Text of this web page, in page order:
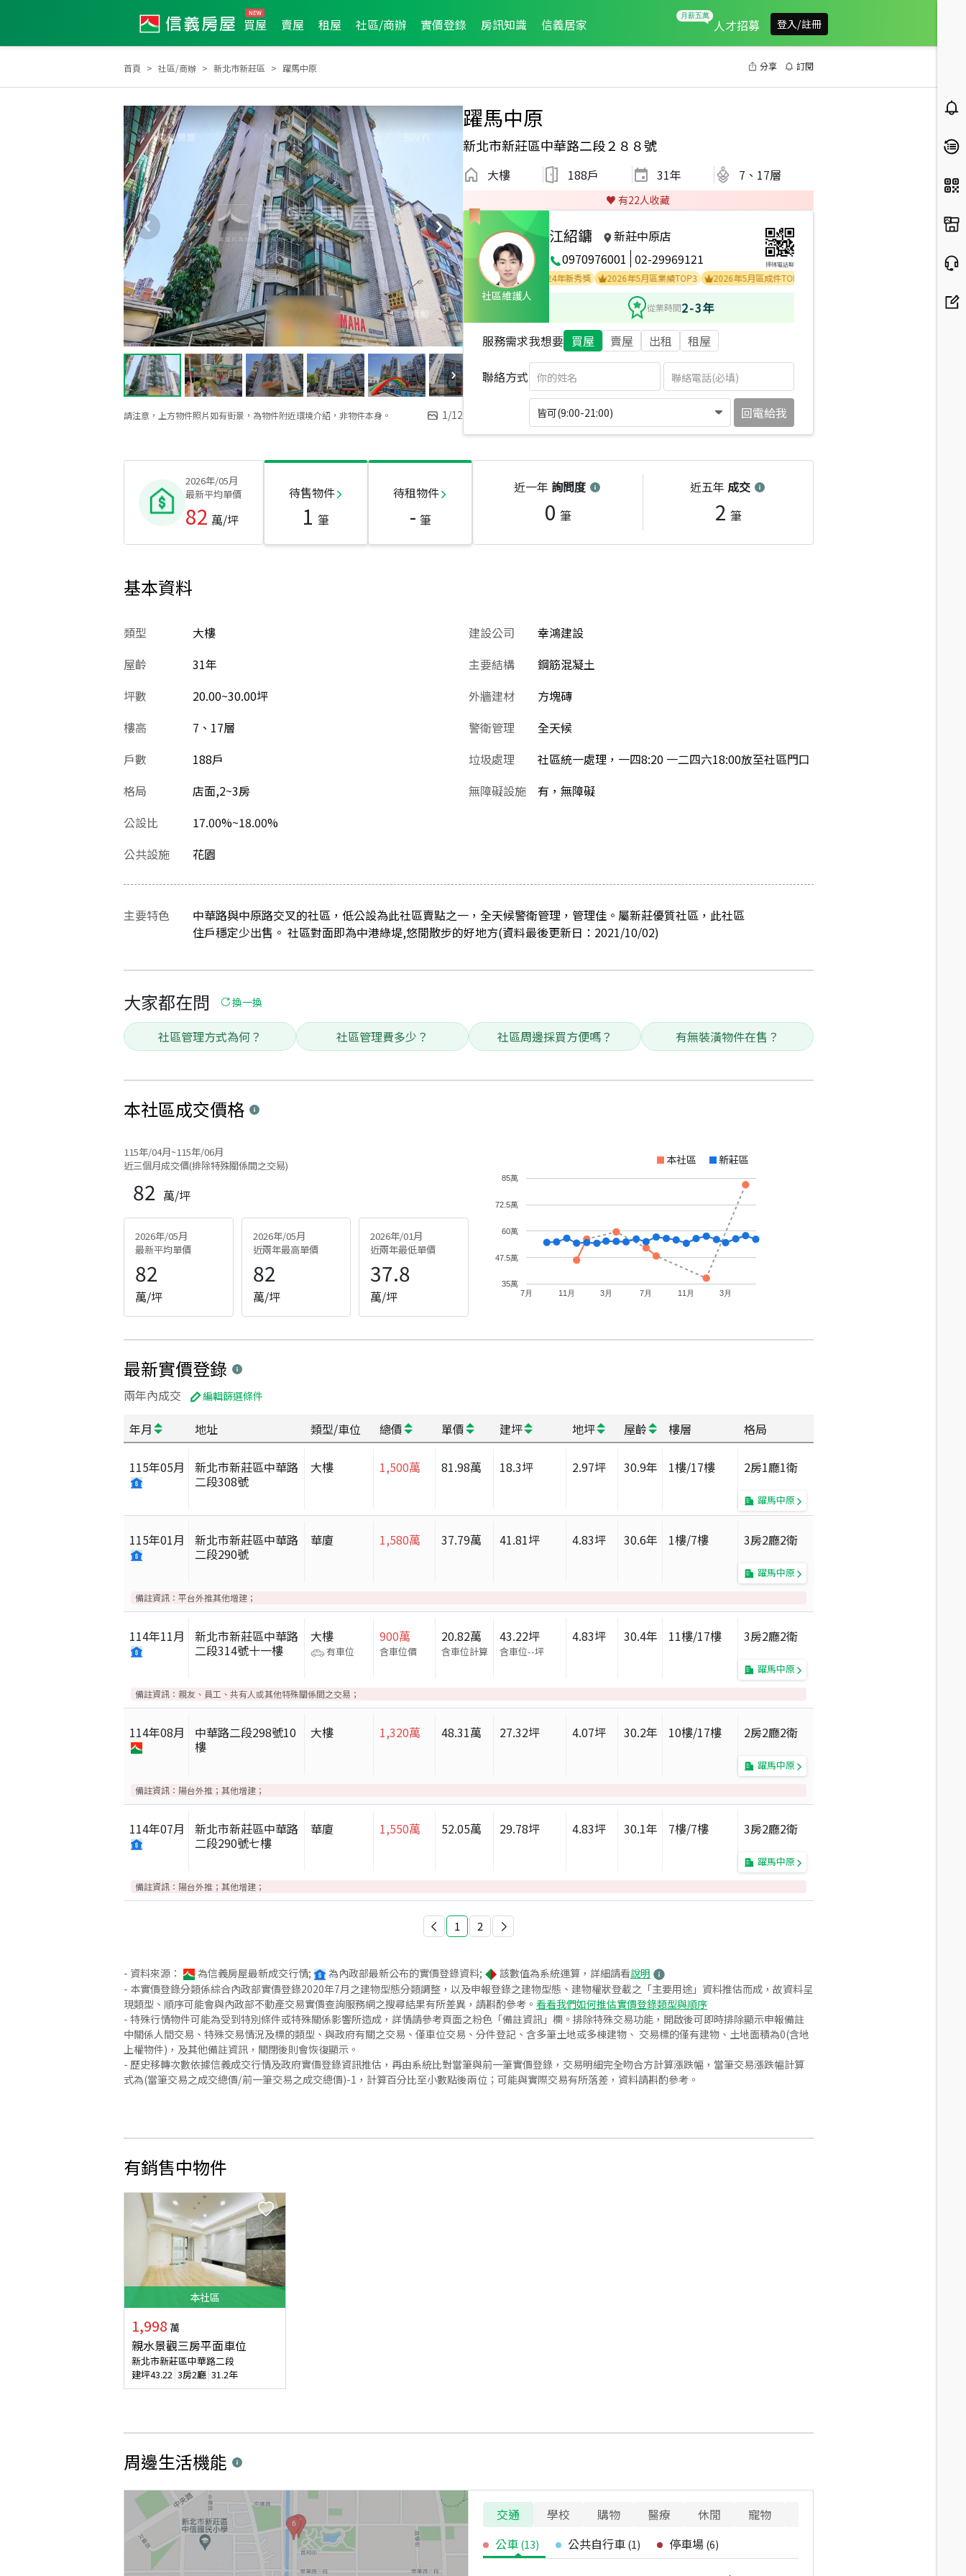
買屋 賣屋 租屋 社區/商辦 實價登錄 房訊知識 信義居家 人才招募 登入/註冊
首頁 社區/商辦 新北市新莊區 躍馬中原 分享 訂閱
請注意，上方物件照片如有街景，為物件附近環境介紹，非物件本身。 1/12
躍馬中原
新北市新莊區中華路二段２８８號
大樓 188戶 31年 7、17層
♥️ 有22人收藏
社區維護人
江紹鏞
新莊中原店
0970976001 02-29969121 掃碼電話聊
2024年新秀獎 2026年5月區業績TOP3 2026年5月區成件TOP3 2026年4月區成件TOP3
從業時間2-3年
服務需求我想要 買屋 賣屋 出租 租屋
聯絡方式
皆可(9:00-21:00) 回電給我
2026年/05月
最新平均單價
82 萬/坪
待售物件
1 筆
待租物件
- 筆
近一年 詢問度
0 筆
近五年 成交
2 筆
基本資料
類型
大樓
屋齡
31年
坪數
20.00~30.00坪
樓高
7、17層
戶數
188戶
格局
店面,2~3房
公設比
17.00%~18.00%
建設公司
幸鴻建設
主要結構
鋼筋混凝土
外牆建材
方塊磚
警衛管理
全天候
垃圾處理
社區統一處理，一四8:20 一二四六18:00放至社區門口
無障礙設施
有，無障礙
公共設施 花園
主要特色
中華路與中原路交叉的社區，低公設為此社區賣點之一，全天候警衛管理，管理佳。屬新莊優質社區，此社區
住戶穩定少出售。 社區對面即為中港綠堤,悠閒散步的好地方(資料最後更新日：2021/10/02)
大家都在問 換一換
社區管理方式為何？ 社區管理費多少？ 社區周邊採買方便嗎？ 有無裝潢物件在售？
本社區成交價格
115年/04月~115年/06月
近三個月成交價(排除特殊關係間之交易)
82 萬/坪
2026年/05月
最新平均單價
82
萬/坪
2026年/05月
近兩年最高單價
82
萬/坪
2026年/01月
近兩年最低單價
37.8
萬/坪
本社區 新莊區
7月 11月 3月 7月 11月 3月
35萬
47.5萬
60萬
72.5萬
85萬
最新實價登錄
兩年內成交 編輯篩選條件
年月 地址 類型/車位 總價 單價 建坪 地坪 屋齡 樓層 格局
115年05月
新北市新莊區中華路
二段308號
大樓 1,500萬 81.98萬 18.3坪 2.97坪 30.9年 1樓/17樓 2房1廳1衛
躍馬中原
115年01月
新北市新莊區中華路
二段290號
華廈 1,580萬 37.79萬 41.81坪 4.83坪 30.6年 1樓/7樓 3房2廳2衛
躍馬中原
備註資訊： 平台外推其他增建；
114年11月
新北市新莊區中華路
二段314號十一樓
大樓
有車位
900萬
含車位價
20.82萬
含車位計算
43.22坪
含車位--坪
4.83坪 30.4年 11樓/17樓 3房2廳2衛
躍馬中原
備註資訊： 親友、員工、共有人或其他特殊關係間之交易；
114年08月
中華路二段298號10
樓
大樓 1,320萬 48.31萬 27.32坪 4.07坪 30.2年 10樓/17樓 2房2廳2衛
躍馬中原
備註資訊： 陽台外推；其他增建；
114年07月
新北市新莊區中華路
二段290號七樓
華廈 1,550萬 52.05萬 29.78坪 4.83坪 30.1年 7樓/7樓 3房2廳2衛
躍馬中原
備註資訊： 陽台外推；其他增建；
1 2
- 資料來源： 為信義房屋最新成交行情; 為內政部最新公布的實價登錄資料; 該數值為系統運算，詳細請看說明
- 本實價登錄分類係綜合內政部實價登錄2020年7月之建物型態分類調整，以及申報登錄之建物型態、建物權狀登載之「主要用途」資料推估而成，故資料呈
現類型、順序可能會與內政部不動產交易實價查詢服務網之搜尋結果有所差異，請斟酌參考。 看看我們如何推估實價登錄類型與順序
- 特殊行情物件可能為受到特別條件或特殊關係影響所造成，詳情請參考頁面之粉色「備註資訊」欄。排除特殊交易功能，開啟後可即時排除顯示申報備註
中關係人間交易、特殊交易情況及標的類型、與政府有關之交易、僅車位交易、分件登記、含多筆土地或多棟建物、 交易標的僅有建物、土地面積為0(含地
上權物件)，及其他備註資訊，關閉後則會恢復顯示。
- 歷史移轉次數依據信義成交行情及政府實價登錄資訊推估，再由系統比對當筆與前一筆實價登錄，交易明細完全吻合方計算漲跌幅，當筆交易漲跌幅計算
式為(當筆交易之成交總價/前一筆交易之成交總價)-1，計算百分比至小數點後兩位；可能與實際交易有所落差，資料請斟酌參考。
有銷售中物件
本社區
1,998 萬
親水景觀三房平面車位
新北市新莊區中華路二段
建坪43.22 3房2廳 31.2年
周邊生活機能
交通 學校 購物 醫療 休閒 寵物
公車 (13) 公共自行車 (1) 停車場 (6)